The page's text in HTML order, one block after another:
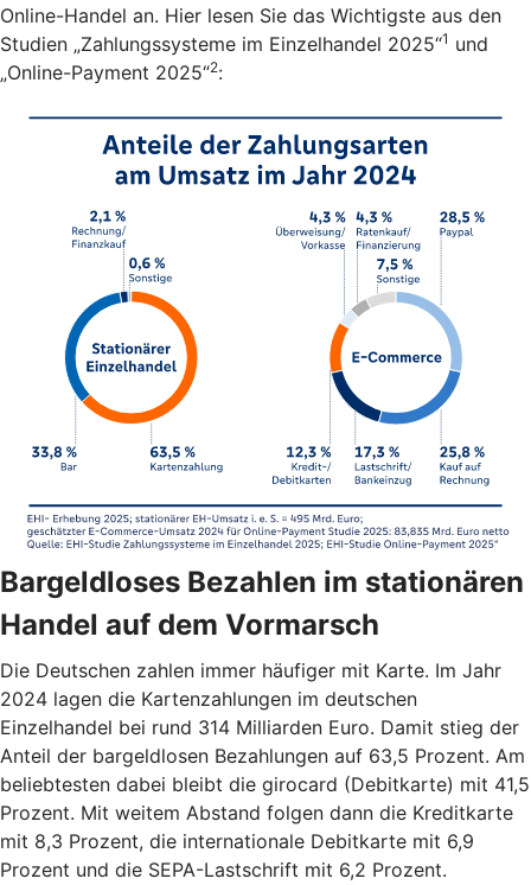
Online-Handel an. Hier lesen Sie das Wichtigste aus den
Studien „Zahlungssysteme im Einzelhandel 2025“1 und
„Online-Payment 2025“2:
Bargeldloses Bezahlen im stationären
Handel auf dem Vormarsch
Die Deutschen zahlen immer häufiger mit Karte. Im Jahr
2024 lagen die Kartenzahlungen im deutschen
Einzelhandel bei rund 314 Milliarden Euro. Damit stieg der
Anteil der bargeldlosen Bezahlungen auf 63,5 Prozent. Am
beliebtesten dabei bleibt die girocard (Debitkarte) mit 41,5
Prozent. Mit weitem Abstand folgen dann die Kreditkarte
mit 8,3 Prozent, die internationale Debitkarte mit 6,9
Prozent und die SEPA-Lastschrift mit 6,2 Prozent.